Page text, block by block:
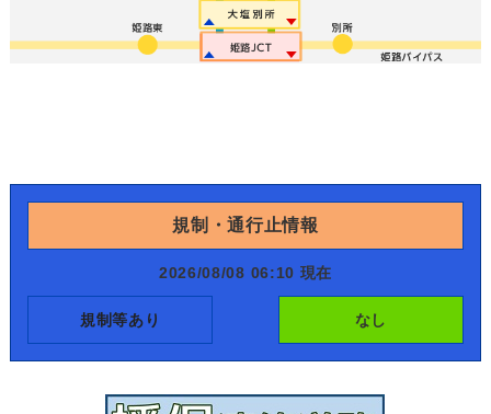
規制・通行止情報
2026/08/08 06:10 現在
規制等あり なし